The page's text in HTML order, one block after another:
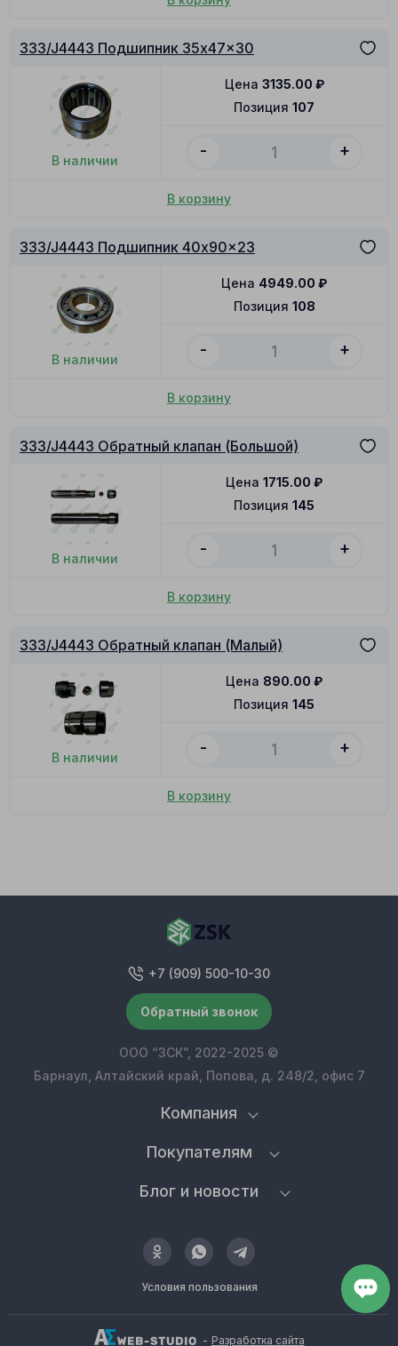
333/J4443 Подшипник 35x47x30
В наличии
Позиция 107
Цена 3135.00 ₽
- +
В корзину
333/J4443 Подшипник 40x90x23
В наличии
Позиция 108
Цена 4949.00 ₽
- +
В корзину
333/J4443 Обратный клапан (Большой)
В наличии
Позиция 145
Цена 1715.00 ₽
- +
В корзину
333/J4443 Обратный клапан (Малый)
В наличии
Позиция 145
Цена 890.00 ₽
- +
В корзину
Условия пользования
Компания
Покупателям
Блог и новости
+7 (909) 500-10-30
Обратный звонок
ООО “ЗСК”, 2022-2025 ©
Барнаул, Алтайский край, Попова, д. 248/2, офис 7
- Разработка сайта